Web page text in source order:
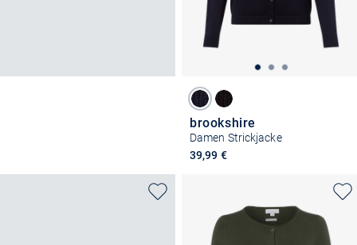
brookshire
Damen Strickjacke
39,99 €